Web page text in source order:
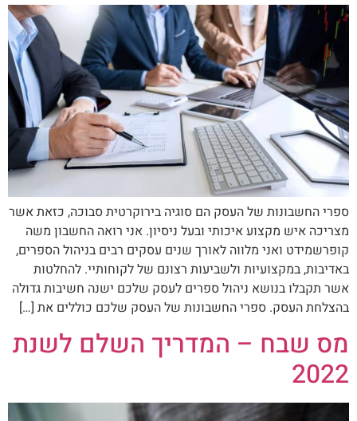
ספרי החשבונות של העסק הם סוגיה בירוקרטית סבוכה, כזאת אשר
מצריכה איש מקצוע איכותי ובעל ניסיון. אני רואה החשבון משה
קופרשמידט ואני מלווה לאורך שנים עסקים רבים בניהול הספרים,
באדיבות, במקצועיות ולשביעות רצונם של לקוחותיי. להחלטות
אשר תקבלו בנושא ניהול ספרים לעסק שלכם ישנה חשיבות גדולה
בהצלחת העסק. ספרי החשבונות של העסק שלכם כוללים את […]
מס שבח – המדריך השלם לשנת
2022